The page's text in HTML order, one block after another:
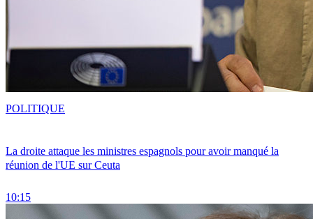
La droite attaque les ministres espagnols pour avoir manqué la
réunion de l'UE sur Ceuta
10:15
POLITIQUE